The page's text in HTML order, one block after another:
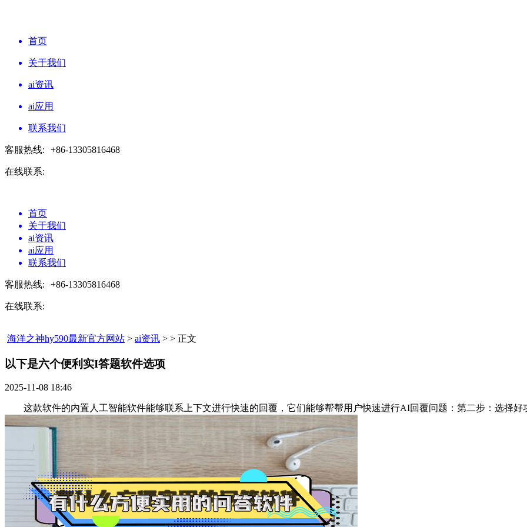
首页
关于我们
ai资讯
ai应用
联系我们
客服热线: +86-13305816468
在线联系:
首页
关于我们
ai资讯
ai应用
联系我们
客服热线: +86-13305816468
在线联系:
海洋之神hy590最新官方网站 > ai资讯 > > 正文
以下是六个便利实I答题软件选项​
2025-11-08 18:46
这款软件的内置人工智能软件能够联系上下文进行快速的回覆，它们能够帮帮用户快速进行AI回覆问题：第二步：选择好